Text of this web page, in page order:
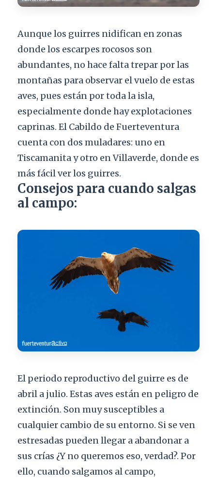
Aunque los guirres nidifican en zonas
donde los escarpes rocosos son
abundantes, no hace falta trepar por las
montañas para observar el vuelo de estas
aves, pues están por toda la isla,
especialmente donde hay explotaciones
caprinas. El Cabildo de Fuerteventura
cuenta con dos muladares: uno en
Tiscamanita y otro en Villaverde, donde es
más fácil ver los guirres.
Consejos para cuando salgas
al campo:
El periodo reproductivo del guirre es de
abril a julio. Estas aves están en peligro de
extinción. Son muy susceptibles a
cualquier cambio de su entorno. Si se ven
estresadas pueden llegar a abandonar a
sus crías ¿Y no queremos eso, verdad?. Por
ello, cuando salgamos al campo,